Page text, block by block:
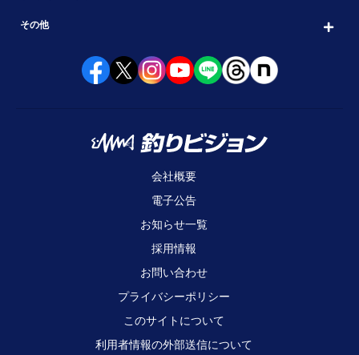
その他
会社概要
電子公告
お知らせ一覧
採用情報
お問い合わせ
プライバシーポリシー
このサイトについて
利用者情報の外部送信について